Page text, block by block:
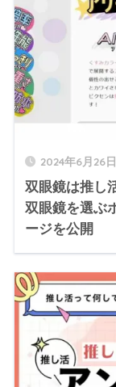
2024年6月26日
双眼鏡は推し
双眼鏡を選ぶ
ージを公開